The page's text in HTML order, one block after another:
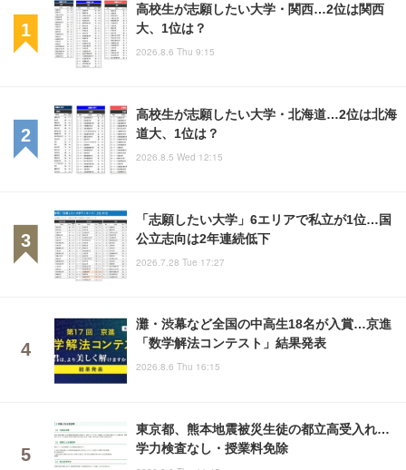
高校生が志願したい大学・関西…2位は関西
大、1位は？
2026.8.6 Thu 9:15
高校生が志願したい大学・北海道…2位は北海
道大、1位は？
2026.8.5 Wed 12:15
「志願したい大学」6エリアで私立が1位…国
公立志向は2年連続低下
2026.7.28 Tue 17:27
灘・渋幕など全国の中高生18名が入賞…京進
「数学解法コンテスト」結果発表
2026.8.6 Thu 16:15
東京都、熊本地震被災生徒の都立高受入れ…
学力検査なし・授業料免除